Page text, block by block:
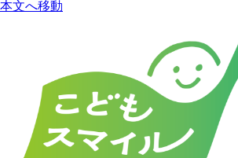
本文へ移動